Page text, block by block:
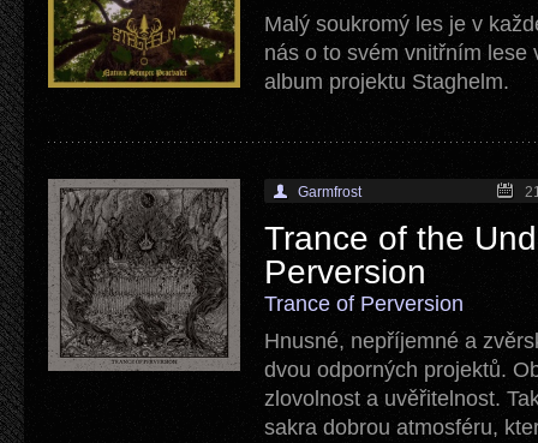
Malý soukromý les je v
nás o to svém vnitřním lese
album projektu Staghelm.
Garmfrost
Trance of the
Perversion
Trance of Perversion
Hnusné, nepříjemné a
dvou odporných projektů.
zlovolnost a uvěřitelnost.
sakra dobrou atmosféru,